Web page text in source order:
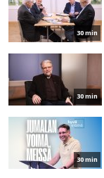
30 min
30 min
30 min